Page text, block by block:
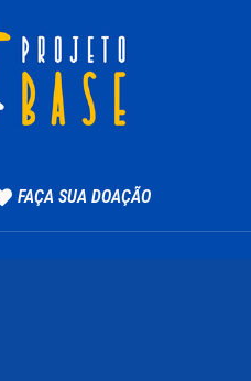
FAÇA SUA DOAÇÃO